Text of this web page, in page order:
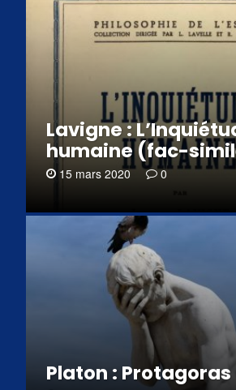
Lavigne :
humaine (fac-
15 mars 2020 0
Platon : Protagoras